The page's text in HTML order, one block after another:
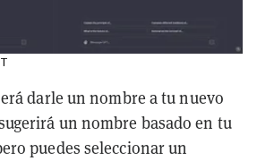
darle un nombre a tu nuevo
un nombre basado en tu
puedes seleccionar un